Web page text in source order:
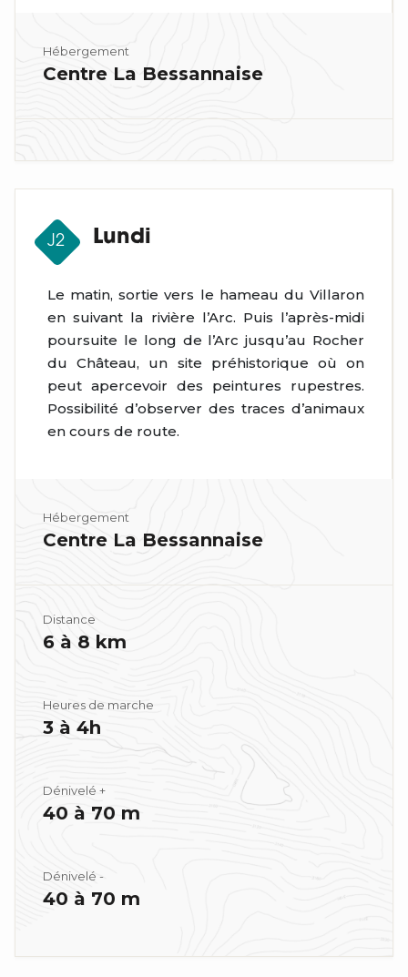
Hébergement
Centre La Bessannaise
J2 Lundi
Le matin, sortie vers le hameau du Villaron
en suivant la rivière l’Arc. Puis l’après-midi
poursuite le long de l’Arc jusqu’au Rocher
du Château, un site préhistorique où on
peut apercevoir des peintures rupestres.
Possibilité d’observer des traces d’animaux
en cours de route.
Hébergement
Centre La Bessannaise
Distance
6 à 8 km
Heures de marche
3 à 4h
Dénivelé +
40 à 70 m
Dénivelé -
40 à 70 m